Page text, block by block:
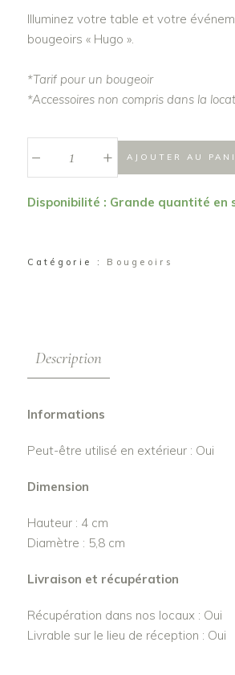
Illuminez votre table et votre
bougeoirs « Hugo ».
*Tarif pour un bougeoir
*Accessoires non compris dans la
+ AJOUTER AU
Disponibilité : Grande quantité en
Catégorie : Bougeoirs
Description
Informations
Peut-être utilisé en extérieur : Oui
Dimension
Hauteur : 4 cm
Diamètre : 5,8 cm
Livraison et récupération
Récupération dans nos locaux : Oui
Livrable sur le lieu de réception : Oui